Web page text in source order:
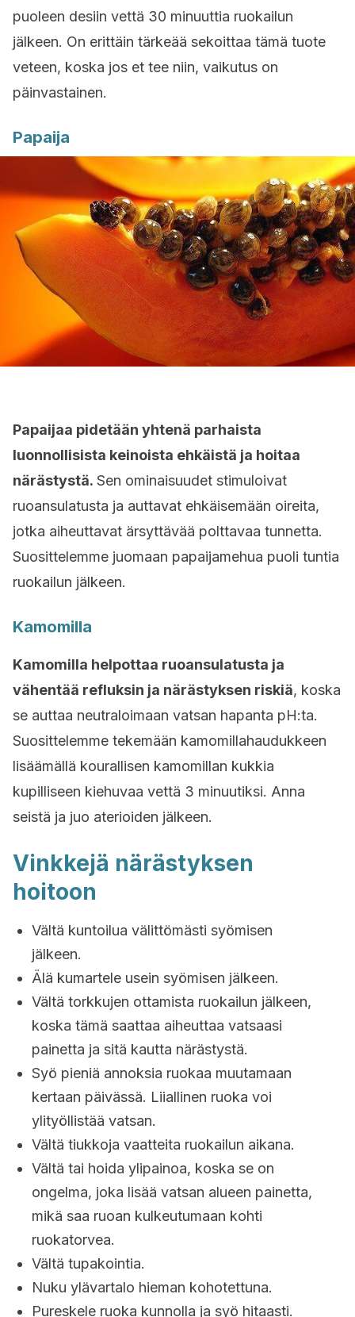
puoleen desiin vettä 30 minuuttia ruokailun
jälkeen. On erittäin tärkeää sekoittaa tämä tuote
veteen, koska jos et tee niin, vaikutus on
päinvastainen.
Papaija
Papaijaa pidetään yhtenä parhaista
luonnollisista keinoista ehkäistä ja hoitaa
närästystä. Sen ominaisuudet stimuloivat
ruoansulatusta ja auttavat ehkäisemään oireita,
jotka aiheuttavat ärsyttävää polttavaa tunnetta.
Suosittelemme juomaan papaijamehua puoli tuntia
ruokailun jälkeen.
Kamomilla
Kamomilla helpottaa ruoansulatusta ja
vähentää refluksin ja närästyksen riskiä, koska
se auttaa neutraloimaan vatsan hapanta pH:ta.
Suosittelemme tekemään kamomillahaudukkeen
lisäämällä kourallisen kamomillan kukkia
kupilliseen kiehuvaa vettä 3 minuutiksi. Anna
seistä ja juo aterioiden jälkeen.
Vinkkejä närästyksen
hoitoon
Vältä kuntoilua välittömästi syömisen
jälkeen.
Älä kumartele usein syömisen jälkeen.
Vältä torkkujen ottamista ruokailun jälkeen,
koska tämä saattaa aiheuttaa vatsaasi
painetta ja sitä kautta närästystä.
Syö pieniä annoksia ruokaa muutamaan
kertaan päivässä. Liiallinen ruoka voi
ylityöllistää vatsan.
Vältä tiukkoja vaatteita ruokailun aikana.
Vältä tai hoida ylipainoa, koska se on
ongelma, joka lisää vatsan alueen painetta,
mikä saa ruoan kulkeutumaan kohti
ruokatorvea.
Vältä tupakointia.
Nuku ylävartalo hieman kohotettuna.
Pureskele ruoka kunnolla ja syö hitaasti.